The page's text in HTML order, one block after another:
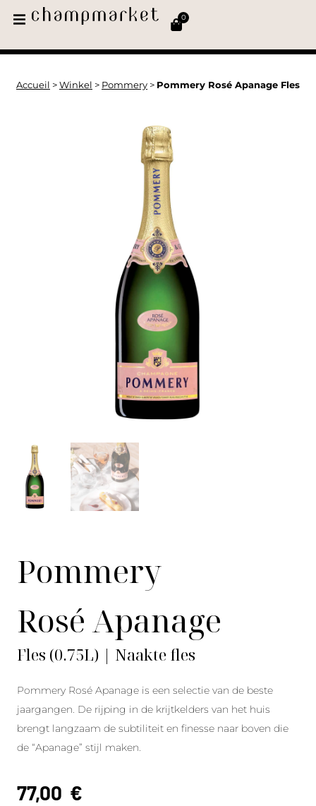
0
Accueil > Winkel > Pommery > Pommery Rosé Apanage Fles
Pommery
Rosé Apanage
Fles (0.75L) | Naakte fles
Pommery Rosé Apanage is een selectie van de beste
jaargangen. De rijping in de krijtkelders van het huis
brengt langzaam de subtiliteit en finesse naar boven die
de “Apanage” stijl maken.
77,00 €